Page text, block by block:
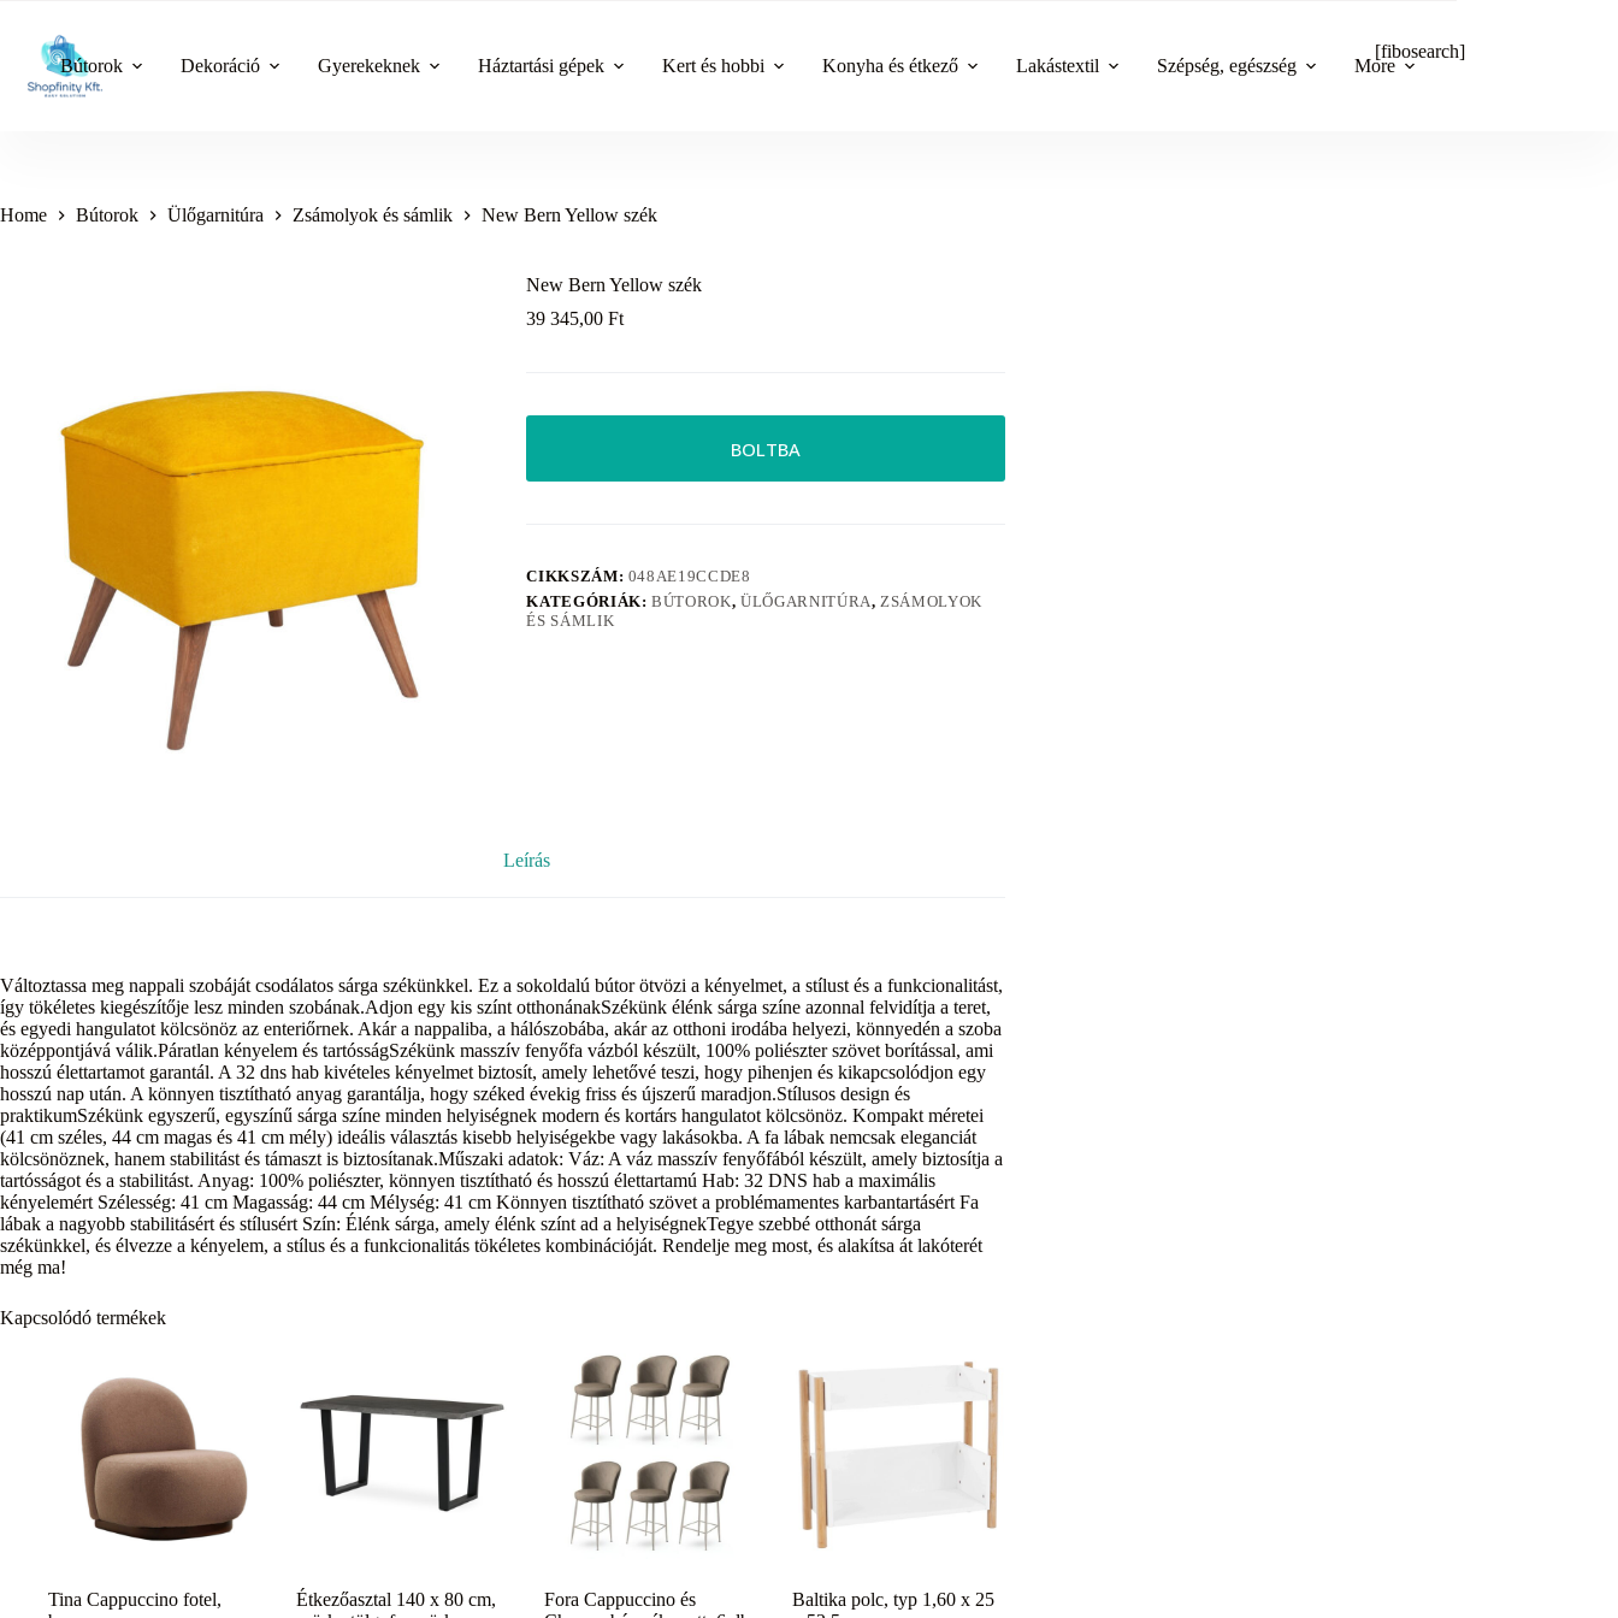
content
Bútorok Dekoráció Gyerekeknek Háztartási gépek Kert és hobbi Konyha és étkező Lakástextil Szépség, egészség More
[fibosearch]
Home Bútorok Ülőgarnitúra Zsámolyok és sámlik New Bern Yellow szék
New Bern Yellow szék
39 345,00Ft
BOLTBA
CIKKSZÁM: 048AE19CCDE8
KATEGÓRIÁK:BÚTOROK, ÜLŐGARNITÚRA,ZSÁMOLYOK
ÉS SÁMLIK
Leírás
Változtassa meg nappali szobáját csodálatos sárga székünkkel. Ez a sokoldalú bútor ötvözi a kényelmet, a stílust és a funkcionalitást,
így tökéletes kiegészítője lesz minden szobának.Adjon egy kis színt otthonánakSzékünk élénk sárga színe azonnal felvidítja a teret,
és egyedi hangulatot kölcsönöz az enteriőrnek. Akár a nappaliba, a hálószobába, akár az otthoni irodába helyezi, könnyedén a szoba
középpontjává válik.Páratlan kényelem és tartósságSzékünk masszív fenyőfa vázból készült, 100% poliészter szövet borítással, ami
hosszú élettartamot garantál. A 32 dns hab kivételes kényelmet biztosít, amely lehetővé teszi, hogy pihenjen és kikapcsolódjon egy
hosszú nap után. A könnyen tisztítható anyag garantálja, hogy széked évekig friss és újszerű maradjon.Stílusos design és
praktikumSzékünk egyszerű, egyszínű sárga színe minden helyiségnek modern és kortárs hangulatot kölcsönöz. Kompakt méretei
(41 cm széles, 44 cm magas és 41 cm mély) ideális választás kisebb helyiségekbe vagy lakásokba. A fa lábak nemcsak eleganciát
kölcsönöznek, hanem stabilitást és támaszt is biztosítanak.Műszaki adatok: Váz: A váz masszív fenyőfából készült, amely biztosítja a
tartósságot és a stabilitást. Anyag: 100% poliészter, könnyen tisztítható és hosszú élettartamú Hab: 32 DNS hab a maximális
kényelemért Szélesség: 41 cm Magasság: 44 cm Mélység: 41 cm Könnyen tisztítható szövet a problémamentes karbantartásért Fa
lábak a nagyobb stabilitásért és stílusért Szín: Élénk sárga, amely élénk színt ad a helyiségnekTegye szebbé otthonát sárga
székünkkel, és élvezze a kényelem, a stílus és a funkcionalitás tökéletes kombinációját. Rendelje meg most, és alakítsa át lakóterét
még ma!
Kapcsolódó termékek
Tina Cappuccino fotel,
Étkezőasztal 140 x 80 cm,
Fora Cappuccino és
Baltika polc, typ 1,60 x 25